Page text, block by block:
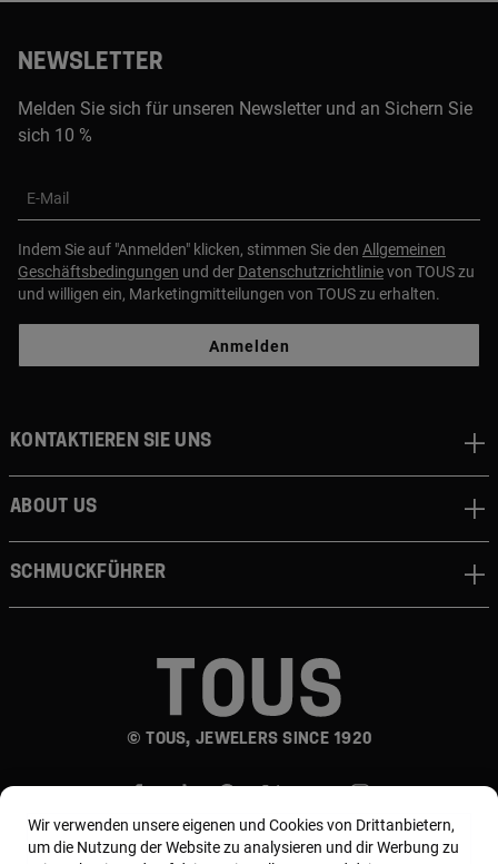
NEWSLETTER
Melden Sie sich für unseren Newsletter und an Sichern Sie
sich 10 %
E-Mail
Indem Sie auf "Anmelden" klicken, stimmen Sie den Allgemeinen
Geschäftsbedingungen und der Datenschutzrichtlinievon TOUS zu
und willigen ein, Marketingmitteilungen von TOUS zu erhalten.
Anmelden
© TOUS, JEWELERS SINCE 1920
Kontaktieren sie uns
About us
Schmuckführer
Wir verwenden unsere eigenen und Cookies von Drittanbietern,
um die Nutzung der Website zu analysieren und dir Werbung zu